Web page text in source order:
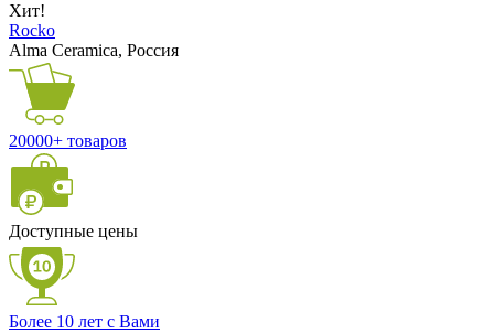
Хит!
Rocko
Alma Ceramica, Россия
20000+ товаров
Доступные цены
Более 10 лет с Вами